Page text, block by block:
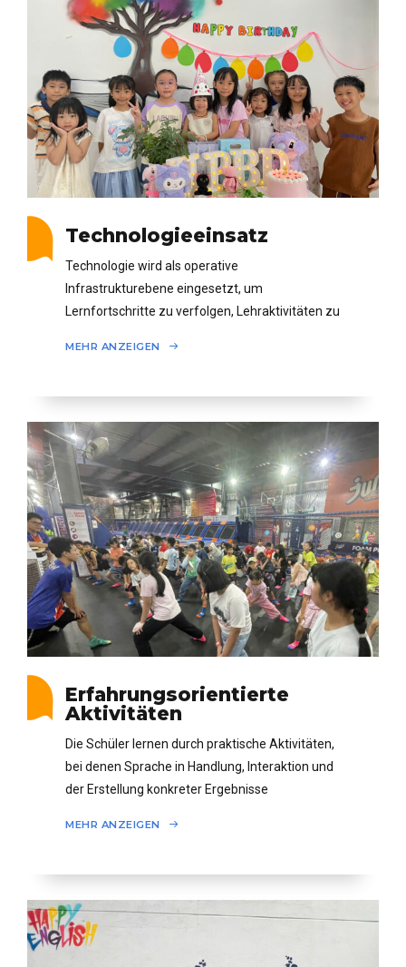
Technologieeinsatz
Technologie wird als operative
Infrastrukturebene eingesetzt, um
Lernfortschritte zu verfolgen, Lehraktivitäten zu
MEHR ANZEIGEN
Erfahrungsorientierte
Aktivitäten
Die Schüler lernen durch praktische Aktivitäten,
bei denen Sprache in Handlung, Interaktion und
der Erstellung konkreter Ergebnisse
MEHR ANZEIGEN